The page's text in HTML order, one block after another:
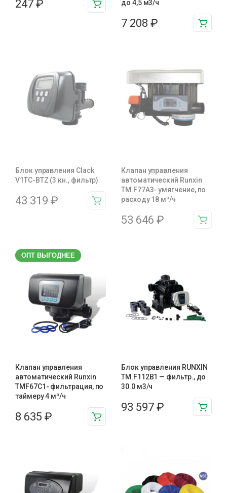
247 ₽ до 4,5 м3/ч
7 208 ₽
Блок управления Clack
V1TC-BTZ (3 кн., фильтр)
43 319 ₽
Клапан управления
автоматический Runxin
TM.F77A3- умягчение, по
расходу 18 м³/ч
53 646 ₽
ОПТ ВЫГОДНЕЕ
Клапан управления
автоматический Runxin
TMF67C1- фильтрация, по
таймеру 4 м³/ч
8 635 ₽
Блок управления RUNXIN
ТМ.F112B1 — фильтр., до
30.0 м3/ч
93 597 ₽